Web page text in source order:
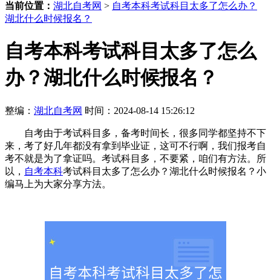
当前位置： 湖北自考网 > 自考本科考试科目太多了怎么办？
湖北什么时候报名？
自考本科考试科目太多了怎么
办？湖北什么时候报名？
整编： 湖北自考网 时间：2024-08-14 15:26:12
自考由于考试科目多，备考时间长，很多同学都坚持不下
来，考了好几年都没有拿到毕业证，这可不行啊，我们报考自
考不就是为了拿证吗。考试科目多，不要紧，咱们有方法。所
以， 自考本科考试科目太多了怎么办？湖北什么时候报名？小
编马上为大家分享方法。